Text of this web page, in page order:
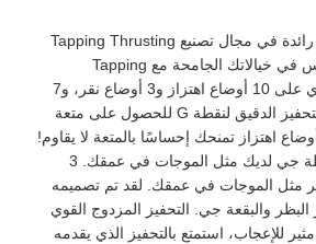
CNT Toys هي شركة رائدة في مجال تصنيع Tapping Thrusting
Vibe في الصين. انغمس في خيالاتك الجامحة مع Tapping
Thrusting Vibe. يحتوي على 10 أوضاع اهتزاز و3 أوضاع نقر، و7
أوضاع دفع تجمع بين التحفيز الدقيق لنقطة G للحصول على متعة
ومذهلة. 10 أوضاع اهتزاز تمنحك إحساسًا بالمتعة لا يقاوم!
7 أوضاع دفع تحفز نقطة جي لديك مثل الموجات في عمقك. 3
مثل الموجات في عمقك. لقد تم تصميمه
البظر والبقعة جي. التحفيز المزدوج القوي
للإعجاب، استمتع بالتحفيز الذي يقدمه